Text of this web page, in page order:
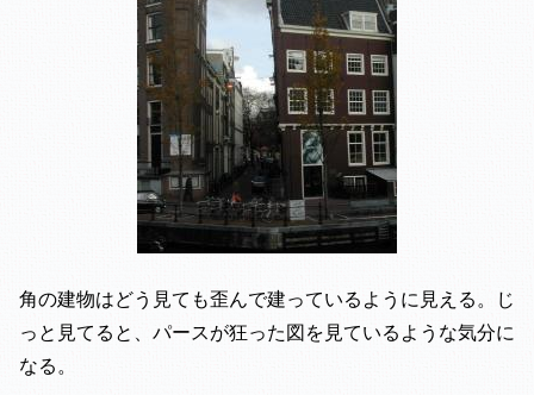
角の建物はどう見ても歪んで建っているように見える。じ
っと見てると、パースが狂った図を見ているような気分に
なる。